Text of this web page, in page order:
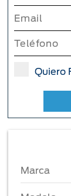
Quiero
Marca